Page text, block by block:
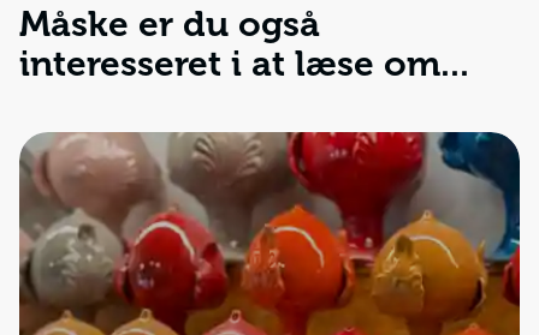
Måske er du også
interesseret i at læse om...